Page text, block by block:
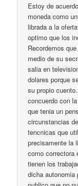
Estoy de
moneda como
librada a la
optimo que los
Recordemos
medio de su
salia en
dolares porque
su propio
concuerdo con
que tenia un
circunstancias
tencnicas que
precisamente la
como correctora
tienen los
dicha autonomia